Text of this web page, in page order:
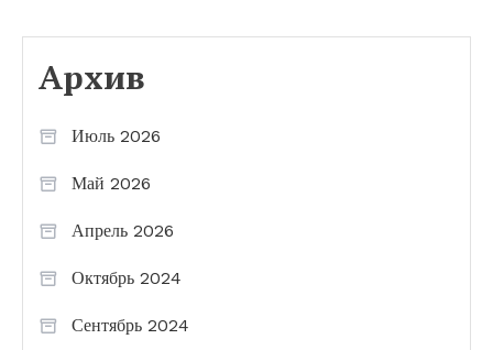
Архив
Июль 2026
Май 2026
Апрель 2026
Октябрь 2024
Сентябрь 2024